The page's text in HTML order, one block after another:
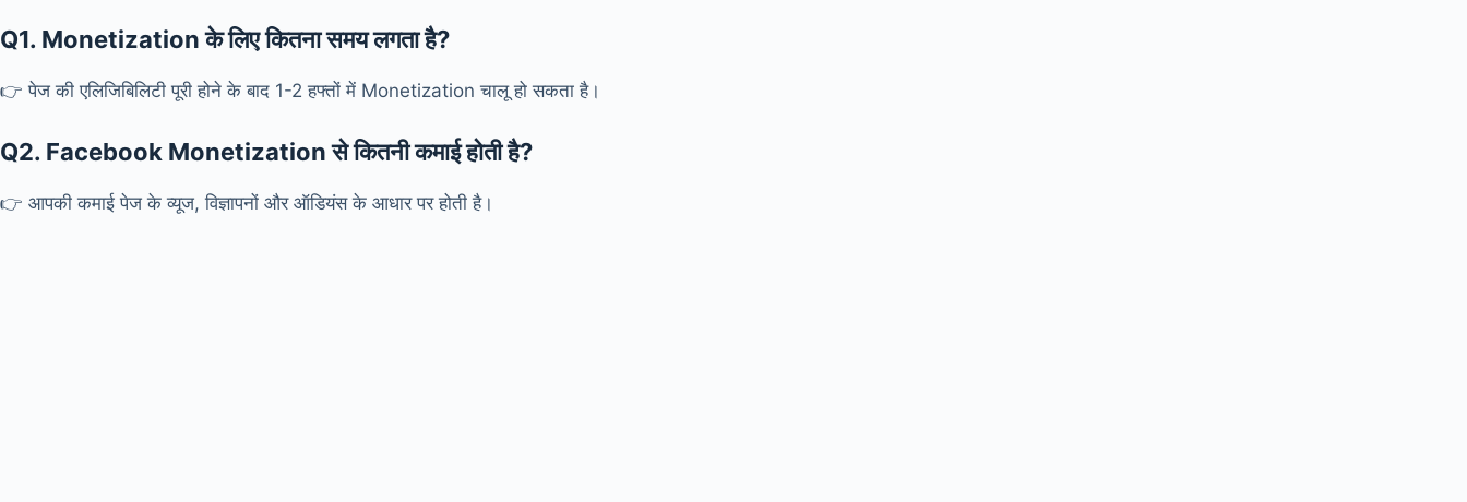
Q1. Monetization के लिए कितना समय लगता है?
👉 पेज की एलिजिबिलिटी पूरी होने के बाद 1-2 हफ्तों में Monetization चालू हो सकता है।
Q2. Facebook Monetization से कितनी कमाई होती है?
👉 आपकी कमाई पेज के व्यूज, विज्ञापनों और ऑडियंस के आधार पर होती है।